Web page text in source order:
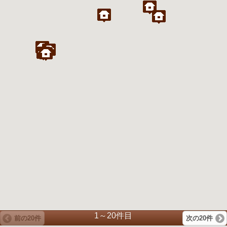
前の20件 1～20件目 次の20件